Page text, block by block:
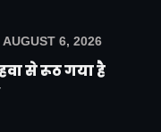
AUGUST 6, 2026
से रूठ गया है